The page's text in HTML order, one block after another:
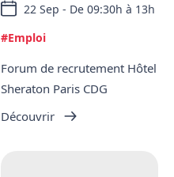
22 Sep - De 09:30h à 13h
#Emploi
Forum de recrutement Hôtel
Sheraton Paris CDG
Découvrir